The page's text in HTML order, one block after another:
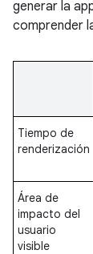
generar la
comprender
Tiempo de
renderización
Área de
impacto del
usuario
visible